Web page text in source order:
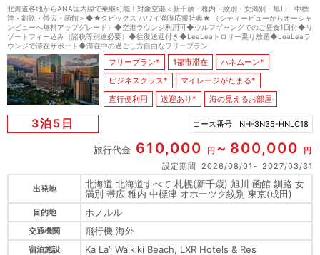
北海道各地からANA国内線で乗継可能！対象空港＜新千歳・稚内・紋別・女満別・旭川・中標
津・釧路・帯広・函館＞◆★タビックス ハワイ満喫応援特典★ （シティービューからオーシャ
ンビューへ無料アップグレード）◆空港ラウンジ利用可◆ウルフギャングでのご昼食1回付◆リ
ゾートフィー込み（諸税等別途必要）◆往復送迎付き◆LeaLeaトロリー乗り放題◆LeaLeaラ
ウンジで滞在サポート◆滞在中の過ごし方自由なフリープラン
フリープラン* 1都市滞在
ハネムーン*
ビジネスクラス*
マイレージがたまる*
直行便利用
送迎あり* 海の見えるお部屋
3泊5日 コース番号 NH-3N35-HNLC18
旅行代金 610,000 円 800,000
円
設定期間
2026/08/01 2027/03/31
出発地
北海道 北海道すべて 札幌(新千歳) 旭川 函館 釧路 女
満別 帯広 稚内 中標津 オホーツク紋別 東京(成田)
目的地 ホノルル
交通機関 飛行機 海外
宿泊施設 Ka La’i Waikiki Beach, LXR Hotels & Res